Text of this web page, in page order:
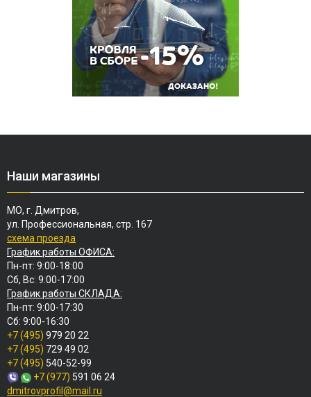
Наши магазины
МО, г. Дмитров,
ул. Профессиональная, стр. 167
схема проезда
График работы ОФИСА:
Пн-пт: 9:00-18:00
Сб, Вс: 9:00-17:00
График работы СКЛАДА:
Пн-пт: 9:00-17:30
Сб: 9:00-16:30
+7 (495) 979 20 22
+7 (495) 729 49 02
+7 (495) 540-52-99
+7 (977) 591 06 24
dmitrovprofil@mail.ru